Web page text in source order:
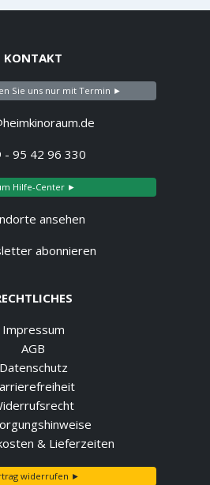
KONTAKT
Sie uns nur mit Termin ►
- 95 42 96 330
Hilfe-Center ►
ansehen
abonnieren
Impressum
AGB
Datenschutz
& Lieferzeiten
widerrufen ►